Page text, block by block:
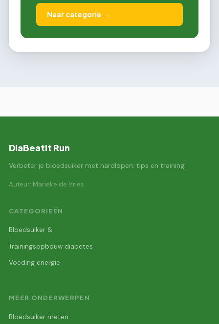
Naar categorie →
DiaBeatIt Run
Verbeter je bloedsuiker met hardlopen: tips en training!
Auteur: Marieke de Vries
CATEGORIEËN
Bloedsuiker &
Trainingsopbouw diabetes
Voeding energie
MEER ONDERWERPEN
Bloedsuiker meten